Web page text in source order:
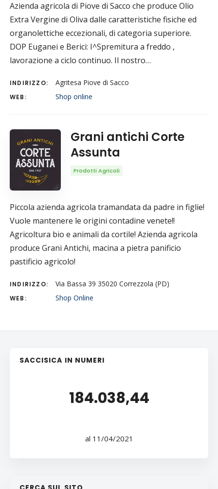
Azienda agricola di Piove di Sacco che produce Olio
Extra Vergine di Oliva dalle caratteristiche fisiche ed
organolettiche eccezionali, di categoria superiore.
DOP Euganei e Berici: I^Spremitura a freddo ,
lavorazione a ciclo continuo. Il nostro…
INDIRIZZO: Agritesa Piove di Sacco
WEB: Shop online
Grani antichi Corte
Assunta
Prodotti Agricoli
Piccola azienda agricola tramandata da padre in figlie!
Vuole mantenere le origini contadine venete!!
Agricoltura bio e animali da cortile! Azienda agricola
produce Grani Antichi, macina a pietra panificio
pastificio agricolo!
INDIRIZZO: Via Bassa 39 35020 Correzzola (PD)
WEB: Shop Online
SACCISICA IN NUMERI
184.038,44
al 11/04/2021